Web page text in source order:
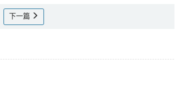
下一篇